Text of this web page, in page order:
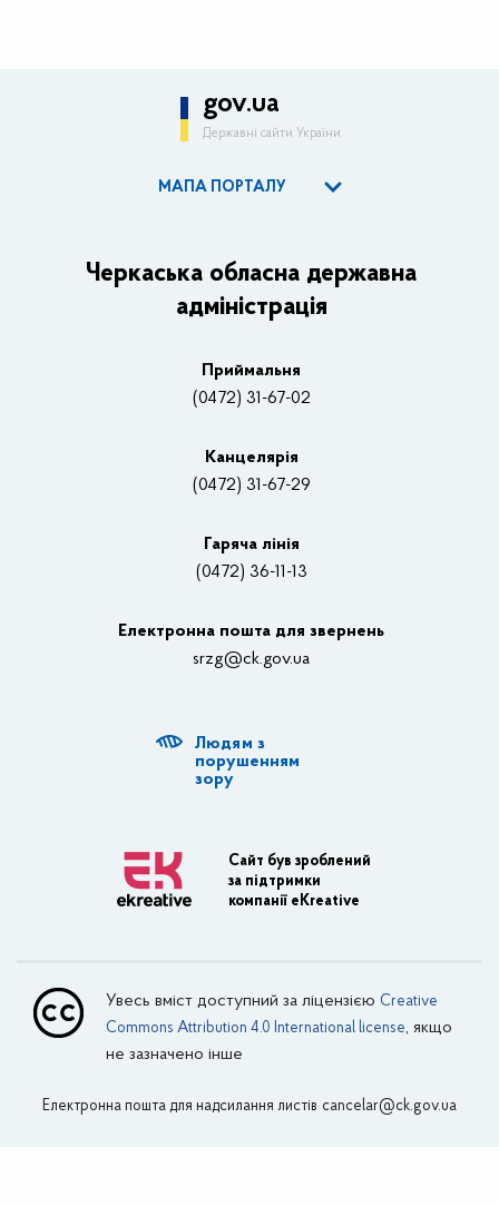
gov.ua
Державні сайти України
МАПА ПОРТАЛУ
Керівництво адміністрації
Основні завдання та нормативно-правові засади
Нагороди
Контакти
Структурні підрозділи ОДА
Діяльність ОДА
Транспортна інфраструктура
Внутрішній водний транспорт
Авіаційний транспорт
Поштовий зв’язок
Черкаська обласна державна
адміністрація
Приймальня
(0472) 31-67-02
Канцелярiя
(0472) 31-67-29
Гаряча лінія
(0472) 36-11-13
Електронна пошта для звернень
srzg@ck.gov.ua
Людям з
порушенням
зору
Сайт був зроблений
за підтримки
компанії eKreative
Увесь вміст доступний за ліцензією Creative
Commons Attribution 4.0 International license, якщо
не зазначено інше
Електронна пошта для надсилання листів cancelar@ck.gov.ua